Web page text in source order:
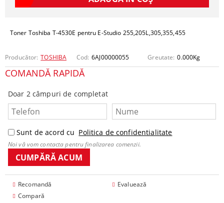
Toner Toshiba T-4530E pentru E-Studio 255,205L,305,355,455
Producător: TOSHIBA Cod: 6AJ00000055 Greutate: 0.000Kg
COMANDĂ RAPIDĂ
Doar 2 câmpuri de completat
Sunt de acord cu Politica de confidentialitate
Noi vă vom contacta pentru finalizarea comenzii.
Recomandă
Evaluează
Compară